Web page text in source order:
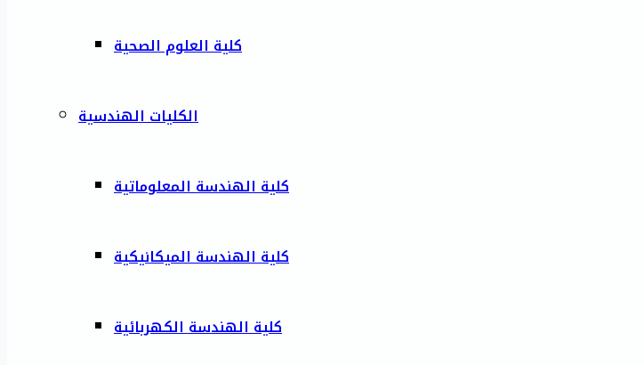
كلية العلوم الصحية
الكليات الهندسية
كلية الهندسة المعلوماتية
كلية الهندسة الميكانيكية
كلية الهندسة الكهربائية